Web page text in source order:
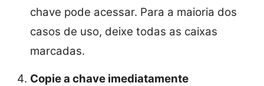
chave pode acessar. Para a maioria dos
casos de uso, deixe todas as caixas
marcadas.
Copie a chave imediatamente